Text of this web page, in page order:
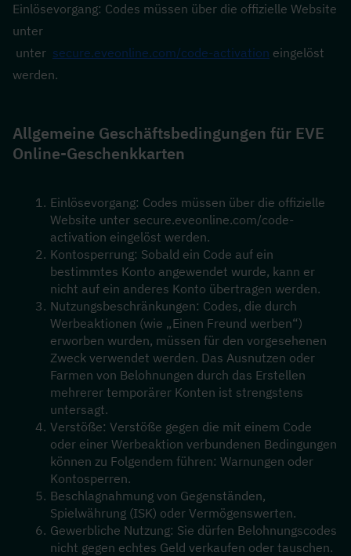
Einlösevorgang: Codes müssen über die offizielle Website
unter
unter secure.eveonline.com/code-activation eingelöst
werden.
Allgemeine Geschäftsbedingungen für EVE
Online-Geschenkkarten
Einlösevorgang: Codes müssen über die offizielle
Website unter secure.eveonline.com/code-
activation eingelöst werden.
Kontosperrung: Sobald ein Code auf ein
bestimmtes Konto angewendet wurde, kann er
nicht auf ein anderes Konto übertragen werden.
Nutzungsbeschränkungen: Codes, die durch
Werbeaktionen (wie „Einen Freund werben“)
erworben wurden, müssen für den vorgesehenen
Zweck verwendet werden. Das Ausnutzen oder
Farmen von Belohnungen durch das Erstellen
mehrerer temporärer Konten ist strengstens
untersagt.
Verstöße: Verstöße gegen die mit einem Code
oder einer Werbeaktion verbundenen Bedingungen
können zu Folgendem führen: Warnungen oder
Kontosperren.
Beschlagnahmung von Gegenständen,
Spielwährung (ISK) oder Vermögenswerten.
Gewerbliche Nutzung: Sie dürfen Belohnungscodes
nicht gegen echtes Geld verkaufen oder tauschen.